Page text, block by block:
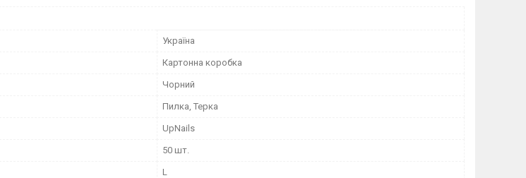
Україна
Картонна коробка
Чорний
Пилка, Терка
UpNails
50 шт.
L